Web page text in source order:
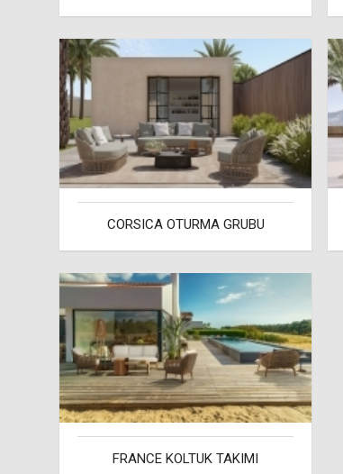
CORSICA OTURMA GRUBU
FRANCE KOLTUK TAKIMI